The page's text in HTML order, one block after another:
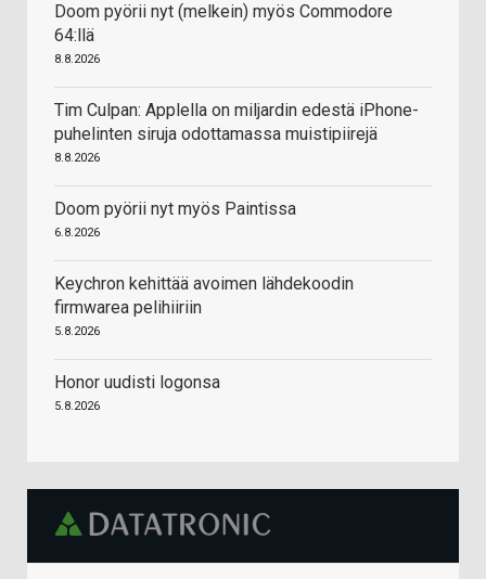
Doom pyörii nyt (melkein) myös Commodore
64:llä
8.8.2026
Tim Culpan: Applella on miljardin edestä iPhone-
puhelinten siruja odottamassa muistipiirejä
8.8.2026
Doom pyörii nyt myös Paintissa
6.8.2026
Keychron kehittää avoimen lähdekoodin
firmwarea pelihiiriin
5.8.2026
Honor uudisti logonsa
5.8.2026